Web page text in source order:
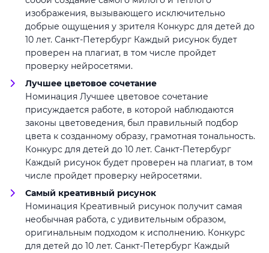
изображения, вызывающего исключительно
добрые ощущения у зрителя Конкурс для детей до
10 лет. Санкт-Петербург Каждый рисунок будет
проверен на плагиат, в том числе пройдет
проверку нейросетями.
Лучшее цветовое сочетание
Номинация Лучшее цветовое сочетание
присуждается работе, в которой наблюдаются
законы цветоведения, был правильный подбор
цвета к созданному образу, грамотная тональность.
Конкурс для детей до 10 лет. Санкт-Петербург
Каждый рисунок будет проверен на плагиат, в том
числе пройдет проверку нейросетями.
Самый креативный рисунок
Номинация Креативный рисунок получит самая
необычная работа, с удивительным образом,
оригинальным подходом к исполнению. Конкурс
для детей до 10 лет. Санкт-Петербург Каждый